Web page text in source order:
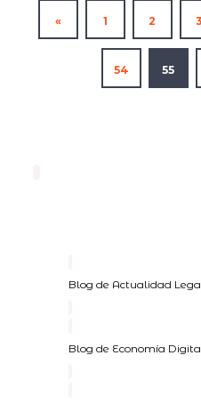
« 1 2 3
54 55
Blog de Actualidad
Blog de Economía